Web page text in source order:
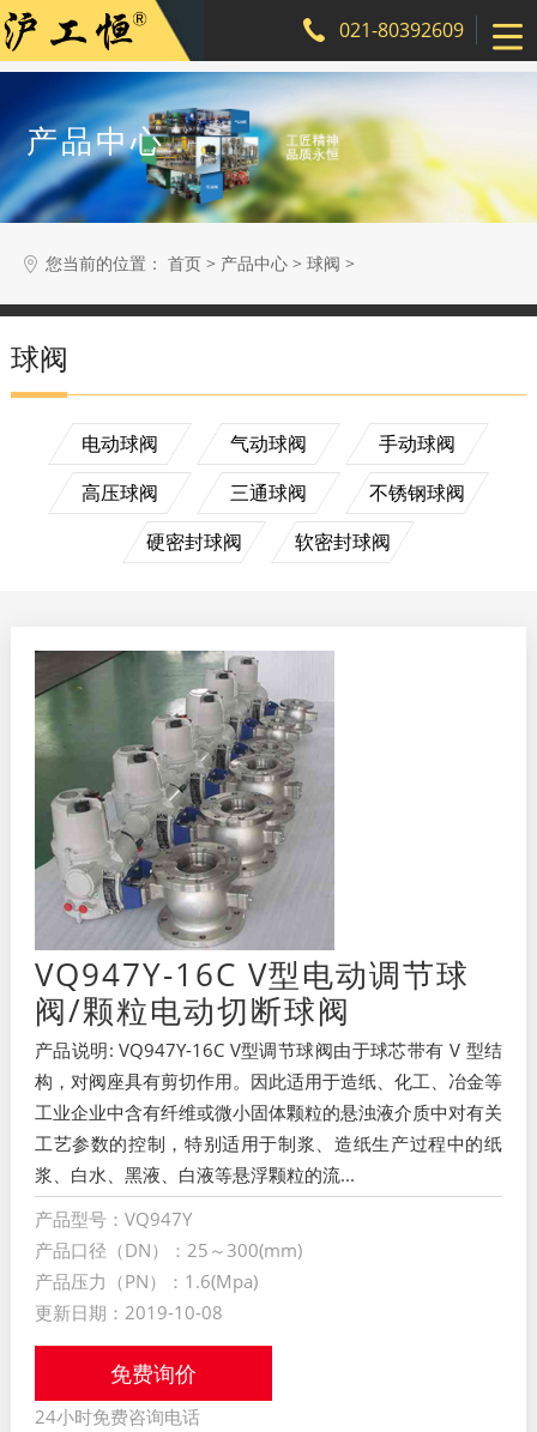
021-80392609
产品中心
您当前的位置： 首页 > 产品中心 > 球阀 >
搜索
球阀
电动球阀 气动球阀
手动球阀
高压球阀
三通球阀
不锈钢球阀
硬密封球阀
软密封球阀
VQ947Y-16C V型电动调节球
阀/颗粒电动切断球阀
产品说明: VQ947Y-16C V型调节球阀由于球芯带有 V 型结
构，对阀座具有剪切作用。因此适用于造纸、化工、冶金等
工业企业中含有纤维或微小固体颗粒的悬浊液介质中对有关
工艺参数的控制，特别适用于制浆、造纸生产过程中的纸
浆、白水、黑液、白液等悬浮颗粒的流...
产品型号：VQ947Y
产品口径（DN）：25～300(mm)
产品压力（PN）：1.6(Mpa)
更新日期：2019-10-08
免费询价
24小时免费咨询电话